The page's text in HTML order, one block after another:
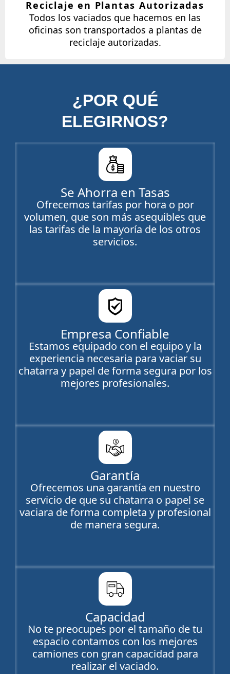
Reciclaje en Plantas Autorizadas
Todos los vaciados que hacemos en las
oficinas son transportados a plantas de
reciclaje autorizadas.
¿POR QUÉ
ELEGIRNOS?
Se Ahorra en Tasas
Ofrecemos tarifas por hora o por
volumen, que son más asequibles que
las tarifas de la mayoría de los otros
servicios.
Empresa Confiable
Estamos equipado con el equipo y la
experiencia necesaria para vaciar su
chatarra y papel de forma segura por los
mejores profesionales.
Garantía
Ofrecemos una garantía en nuestro
servicio de que su chatarra o papel se
vaciara de forma completa y profesional
de manera segura.
Capacidad
No te preocupes por el tamaño de tu
espacio contamos con los mejores
camiones con gran capacidad para
realizar el vaciado.